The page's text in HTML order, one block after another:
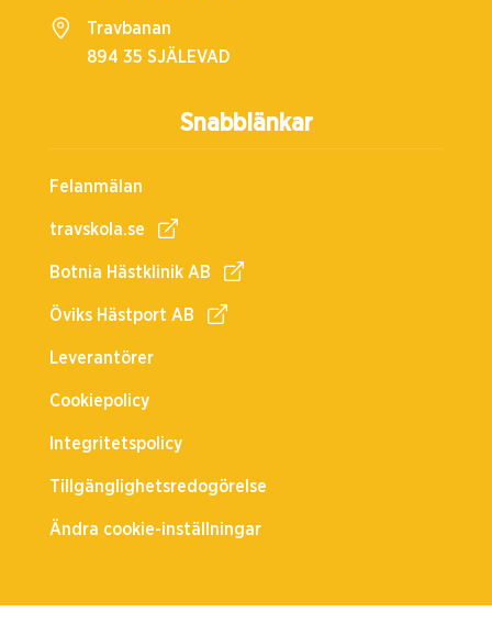
Snabblänkar
Felanmälan
travskola.se
Botnia Hästklinik AB
Öviks Hästport AB
Leverantörer
Cookiepolicy
Integritetspolicy
Tillgänglighetsredogörelse
Ändra cookie-inställningar
Travbanan
894 35 SJÄLEVAD